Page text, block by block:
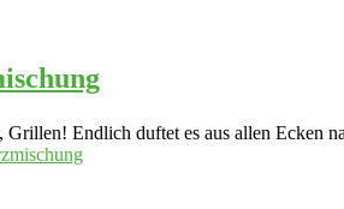
Grillen! Endlich duftet es aus allen Ecken